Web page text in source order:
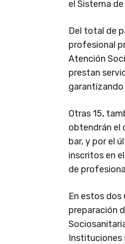
el Sistema
Del total de
profesional
Atención
prestan
garantizando
Otras 15,
obtendrán el
bar, y por el
inscritos en
de
En estos dos
preparación
Instituciones